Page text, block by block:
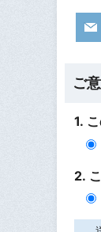
ご
1.
2.